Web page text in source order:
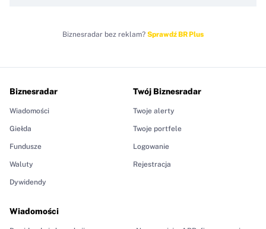
Biznesradar bez reklam? Sprawdź BR Plus
Biznesradar
Wiadomości
Giełda
Fundusze
Waluty
Dywidendy
Wiadomości
Twój Biznesradar
Twoje alerty
Twoje portfele
Logowanie
Rejestracja